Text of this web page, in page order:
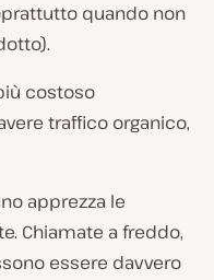
quando non
costoso
traffico organico,
apprezza le
Chiamate a freddo,
essere davvero